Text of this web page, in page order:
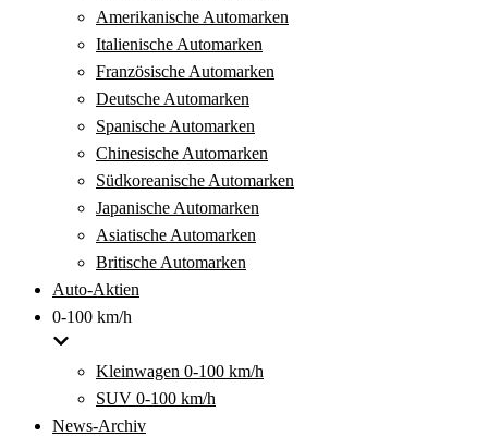
Amerikanische Automarken
Italienische Automarken
Französische Automarken
Deutsche Automarken
Spanische Automarken
Chinesische Automarken
Südkoreanische Automarken
Japanische Automarken
Asiatische Automarken
Britische Automarken
Auto-Aktien
0-100 km/h
Kleinwagen 0-100 km/h
SUV 0-100 km/h
News-Archiv